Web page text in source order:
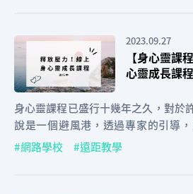
2023.09.27
【身心靈課
心靈成長課
身心靈課程已盛行十幾年之久，對於
說是一個避風港，透過專家的引導，
壓，讓身心更自在。
網路學校 遠距教學